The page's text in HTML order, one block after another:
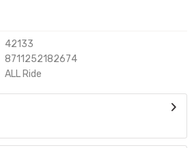
42133
8711252182674
ALL Ride